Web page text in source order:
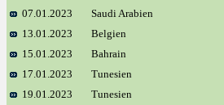
07.01.2023
Saudi Arabien
13.01.2023
Belgien
15.01.2023
Bahrain
17.01.2023
Tunesien
19.01.2023
Tunesien